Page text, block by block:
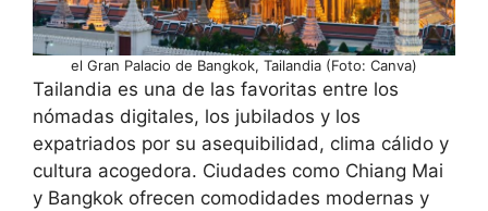
el Gran Palacio de Bangkok, Tailandia (Foto: Canva)
Tailandia es una de las favoritas entre los
nómadas digitales, los jubilados y los
expatriados por su asequibilidad, clima cálido y
cultura acogedora. Ciudades como Chiang Mai
y Bangkok ofrecen comodidades modernas y